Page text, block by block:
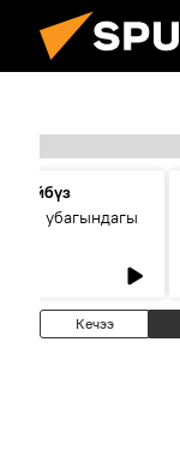
өз убагындагы
Кечээ